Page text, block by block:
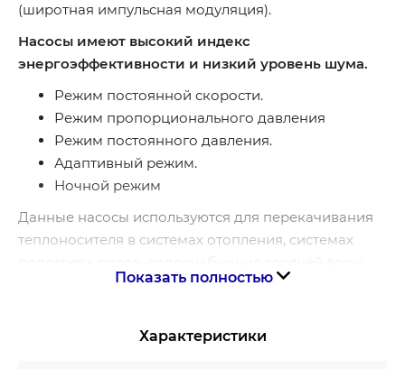
(широтная импульсная модуляция).
Насосы имеют высокий индекс
энергоэффективности и низкий уровень шума.
Режим постоянной скорости.
Режим пропорционального давления
Режим постоянного давления.
Адаптивный режим.
Ночной режим
Данные насосы используются для перекачивания
теплоносителя в системах отопления, системах
Корпус: алюминий и чугун с
Показать полностью
Характеристики